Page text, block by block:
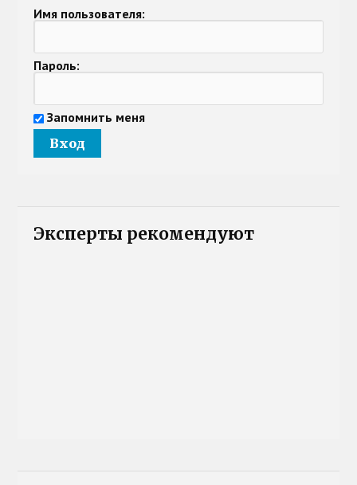
Имя пользователя:
Пароль:
Запомнить меня
Эксперты рекомендуют